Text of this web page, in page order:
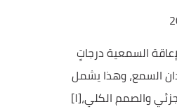
السمعية درجاتٍ
السمع، وهذا يشمل
ضعف السمع الجزئي والصمم الكلي،[١]